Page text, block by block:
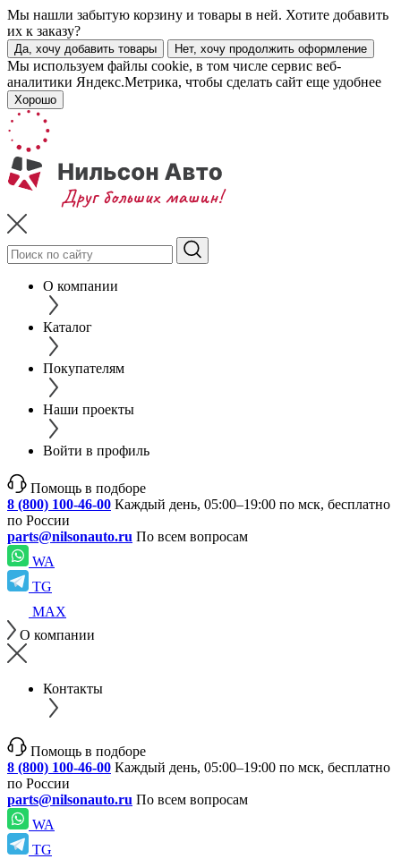
Мы нашли забытую корзину и товары в ней. Хотите добавить
их к заказу?
Да, хочу добавить товары Нет, хочу продолжить оформление
Мы используем файлы cookie, в том числе сервис веб-
аналитики Яндекс.Метрика, чтобы сделать сайт еще удобнее
Хорошо
О компании
Каталог
Покупателям
Наши проекты
Войти в профиль
Помощь в подборе
8 (800) 100-46-00 Каждый день, 05:00–19:00 по мск, бесплатно
по России
parts@nilsonauto.ru По всем вопросам
WA
TG
MAX
О компании
Контакты
Помощь в подборе
8 (800) 100-46-00 Каждый день, 05:00–19:00 по мск, бесплатно
по России
parts@nilsonauto.ru По всем вопросам
WA
TG